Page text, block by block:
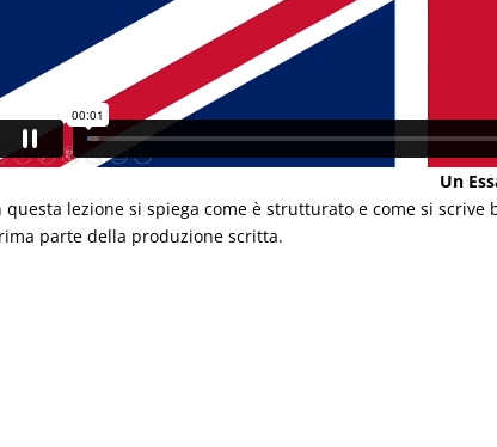
Un
questa lezione si spiega come è strutturato e come si scrive
parte della produzione scritta.